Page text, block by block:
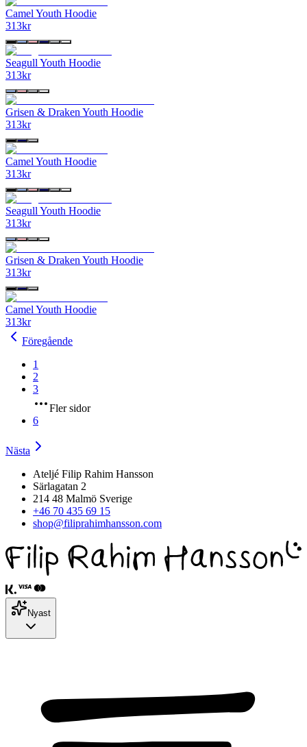
Camel Youth Hoodie
313kr
Seagull Youth Hoodie
313kr
Grisen & Draken Youth Hoodie
313kr
Camel Youth Hoodie
313kr
Seagull Youth Hoodie
313kr
Grisen & Draken Youth Hoodie
313kr
Camel Youth Hoodie
313kr
Föregående
1
2
3
Fler sidor
6
Nästa
Ateljé Filip Rahim Hansson
Särlagatan 2
214 48 Malmö Sverige
+46 70 435 69 15
shop@filiprahimhansson.com
Nyast